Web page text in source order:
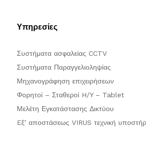
Υπηρεσίες
Συστήματα ασφαλείας CCTV
Συστήματα Παραγγελιοληψίας
Μηχανογράφηση επιχειρήσεων
Φορητοί – Σταθεροί H/Y – Tablet
Μελέτη Εγκατάστασης Δικτύου
Eξ’ αποστάσεως VIRUS τεχνική